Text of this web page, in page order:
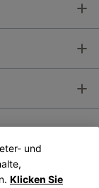
und
Klicken Sie